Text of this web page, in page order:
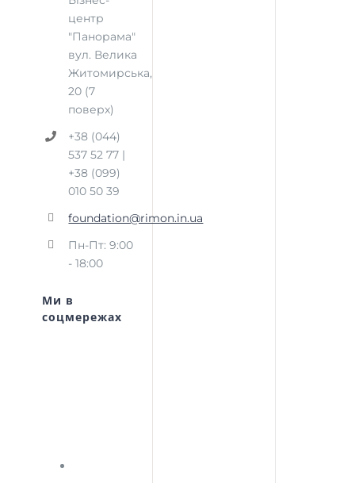
центр
"Панорама"
вул. Велика
Житомирська,
20 (7
поверх)
+38 (044)
537 52 77 |
+38 (099)
010 50 39
foundation@rimon.in.ua
Пн-Пт: 9:00
- 18:00
Ми в
соцмережах